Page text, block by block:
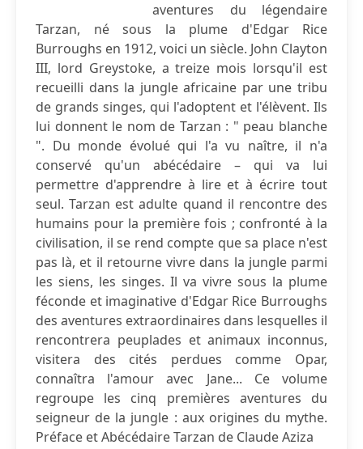
aventures du légendaire
Tarzan, né sous la plume d'Edgar Rice
Burroughs en 1912, voici un siècle. John Clayton
III, lord Greystoke, a treize mois lorsqu'il est
recueilli dans la jungle africaine par une tribu
de grands singes, qui l'adoptent et l'élèvent. Ils
lui donnent le nom de Tarzan : " peau blanche
". Du monde évolué qui l'a vu naître, il n'a
conservé qu'un abécédaire – qui va lui
permettre d'apprendre à lire et à écrire tout
seul. Tarzan est adulte quand il rencontre des
humains pour la première fois ; confronté à la
civilisation, il se rend compte que sa place n'est
pas là, et il retourne vivre dans la jungle parmi
les siens, les singes. Il va vivre sous la plume
féconde et imaginative d'Edgar Rice Burroughs
des aventures extraordinaires dans lesquelles il
rencontrera peuplades et animaux inconnus,
visitera des cités perdues comme Opar,
connaîtra l'amour avec Jane... Ce volume
regroupe les cinq premières aventures du
seigneur de la jungle : aux origines du mythe.
Préface et Abécédaire Tarzan de Claude Aziza